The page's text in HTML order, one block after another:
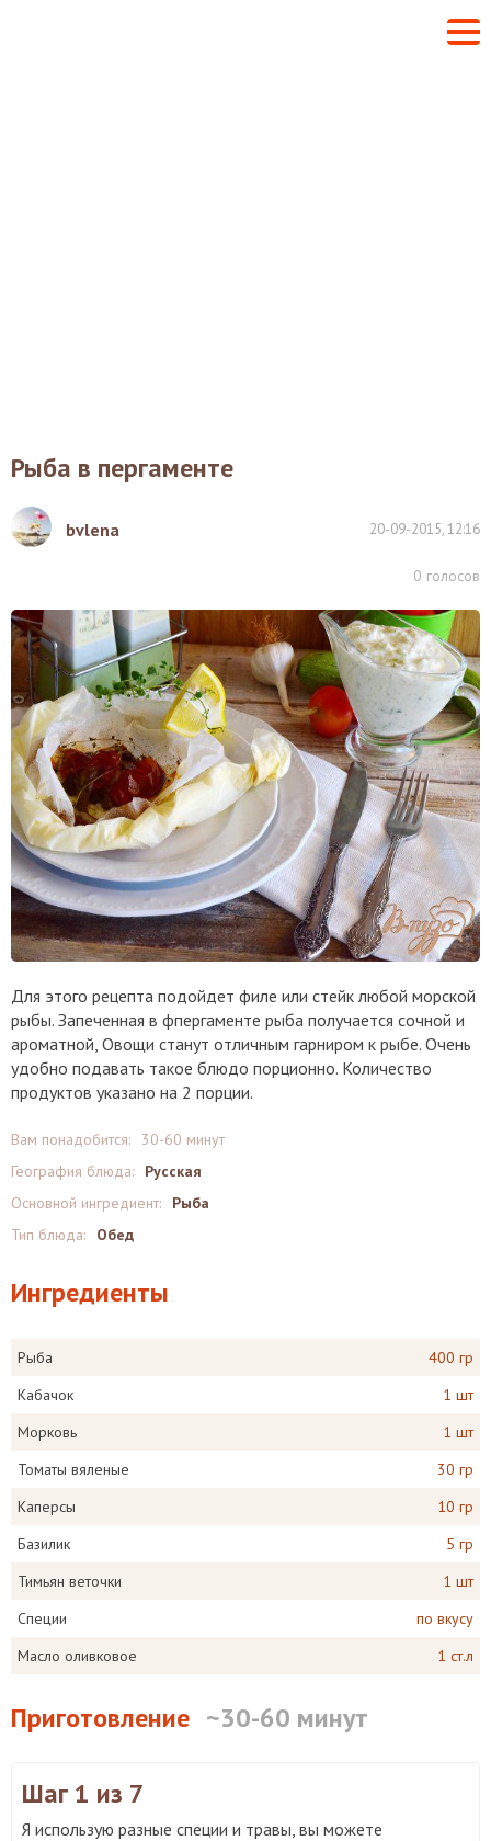
Рыба в пергаменте
bvlena 20-09-2015, 12:16
0 голосов
Для этого рецепта подойдет филе или стейк любой морской
рыбы. Запеченная в фпергаменте рыба получается сочной и
ароматной, Овощи станут отличным гарниром к рыбе. Очень
удобно подавать такое блюдо порционно. Количество
продуктов указано на 2 порции.
Вам понадобится:
30-60 минут
География блюда:
Русская
Основной ингредиент:
Рыба
Тип блюда:
Обед
Ингредиенты
Рыба
400 гр
Кабачок
1 шт
Морковь
1 шт
Томаты вяленые
30 гр
Каперсы
10 гр
Базилик
5 гр
Тимьян веточки
1 шт
Специи
по вкусу
Масло оливковое
1 ст.л
Приготовление ~30-60 минут
Шаг 1 из 7
Я использую разные специи и травы, вы можете